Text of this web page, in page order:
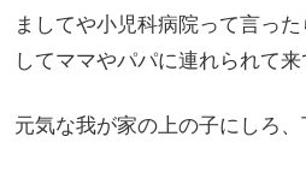
ましてや小児科病院って言っ
してママやパパに連れられて来
元気な我が家の上の子にしろ、